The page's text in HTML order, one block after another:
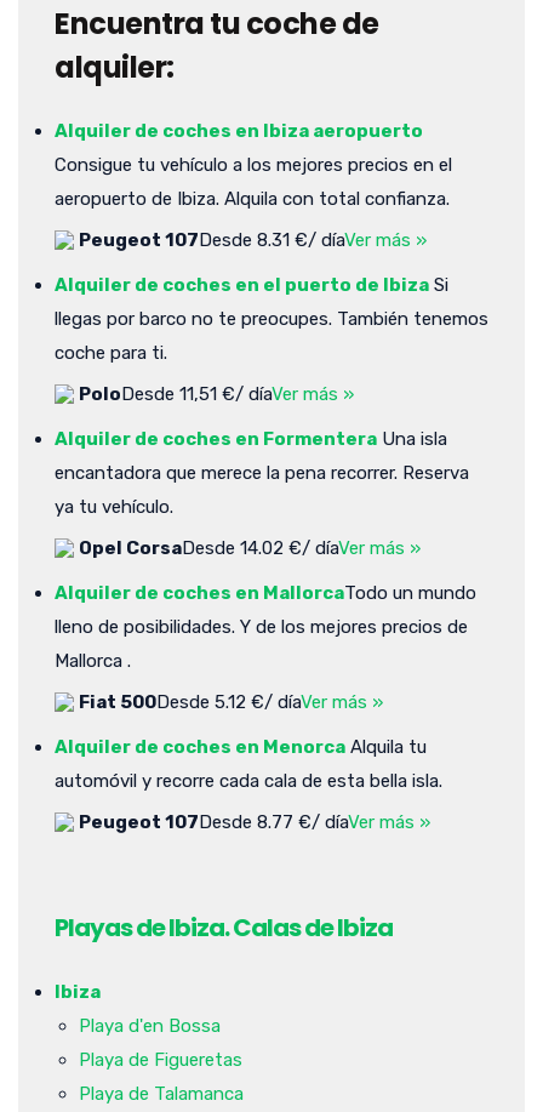
Encuentra tu coche de
alquiler:
Alquiler de coches en Ibiza aeropuerto
Consigue tu vehículo a los mejores precios en el
aeropuerto de Ibiza. Alquila con total confianza.
Peugeot 107Desde 8.31 €/ díaVer más »
Alquiler de coches en el puerto de Ibiza Si
llegas por barco no te preocupes. También tenemos
coche para ti.
PoloDesde 11,51 €/ díaVer más »
Alquiler de coches en Formentera Una isla
encantadora que merece la pena recorrer. Reserva
ya tu vehículo.
Opel CorsaDesde 14.02 €/ díaVer más »
Alquiler de coches en MallorcaTodo un mundo
lleno de posibilidades. Y de los mejores precios de
Mallorca .
Fiat 500Desde 5.12 €/ díaVer más »
Alquiler de coches en Menorca Alquila tu
automóvil y recorre cada cala de esta bella isla.
Peugeot 107Desde 8.77 €/ díaVer más »
Playas de Ibiza. Calas de Ibiza
Ibiza
Playa d'en Bossa
Playa de Figueretas
Playa de Talamanca